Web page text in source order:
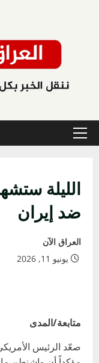
القائمة
الليلة
ضد إيران
العراق الآن
يونيو 11, 2026
متابعة/المدى
صعّد الرئيس